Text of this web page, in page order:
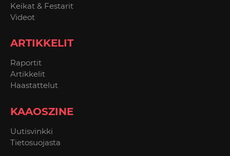
Keikat & Festarit
Videot
ARTIKKELIT
Raportit
Artikkelit
Haastattelut
KAAOSZINE
Uutisvinkki
Tietosuojasta